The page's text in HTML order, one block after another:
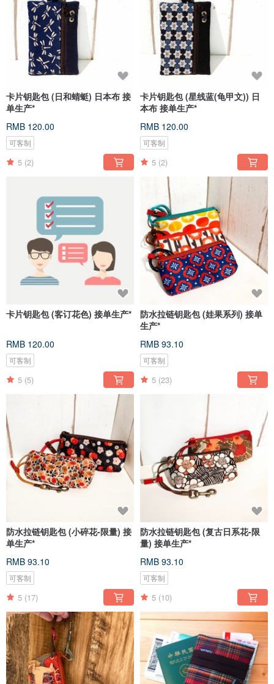
卡片钥匙包 (日和蜻蜓) 日本布 接
单生产*
RMB 120.00
可客制
5 (2)
卡片钥匙包 (星线蓝(龟甲文)) 日
本布 接单生产*
RMB 120.00
可客制
5 (2)
卡片钥匙包 (客订花色) 接单生产*
RMB 120.00
可客制
5 (5)
防水拉链钥匙包 (娃果系列) 接单
生产*
RMB 93.10
可客制
5 (23)
防水拉链钥匙包 (小碎花-限量) 接
单生产*
RMB 93.10
可客制
5 (17)
防水拉链钥匙包 (复古日系花-限
量) 接单生产*
RMB 93.10
可客制
5 (10)